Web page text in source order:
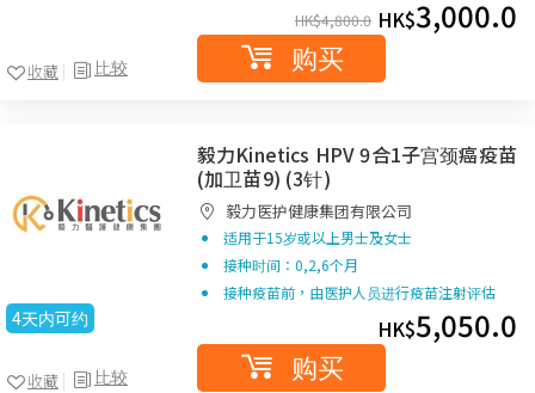
比较
收藏
HK$4,800.0 HK$3,000.0
购买
4天内可约
比较
收藏
毅力Kinetics HPV 9合1子宫颈癌疫苗
(加卫苗9) (3针)
毅力医护健康集团有限公司
适用于15岁或以上男士及女士
接种时间：0,2,6个月
接种疫苗前，由医护人员进行疫苗注射评估
HK$5,050.0
购买